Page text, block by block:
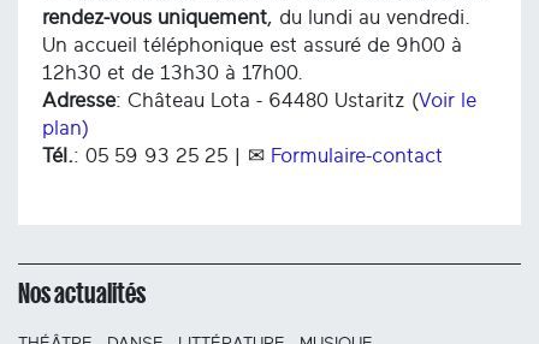
rendez-vous uniquement, du lundi au vendredi.
Un accueil téléphonique est assuré de 9h00 à
12h30 et de 13h30 à 17h00.
Adresse: Château Lota - 64480 Ustaritz (Voir le
plan)
Tél.: 05 59 93 25 25 | ✉ Formulaire-contact
Nos actualités